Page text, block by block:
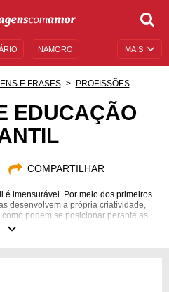
MAIS
NAMORO
DE ANIVERSÁRIO
E FRASES PROFISSÕES
EDUCAÇÃO
COMPARTILHAR
é imensurável. Por meio dos primeiros
desenvolvem a própria criatividade,
podem se posicionar perante as
dela que podemos construir um futuro